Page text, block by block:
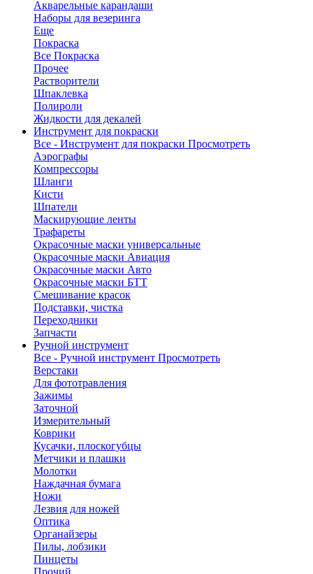
Акварельные карандаши
Наборы для везеринга
Еще
Покраска
Все Покраска
Прочее
Растворители
Шпаклевка
Полироли
Жидкости для декалей
Инструмент для покраски
Все - Инструмент для покраски Просмотреть
Аэрографы
Компрессоры
Шланги
Кисти
Шпатели
Маскирующие ленты
Трафареты
Окрасочные маски универсальные
Окрасочные маски Авиация
Окрасочные маски Авто
Окрасочные маски БТТ
Смешивание красок
Подставки, чистка
Переходники
Запчасти
Ручной инструмент
Все - Ручной инструмент Просмотреть
Верстаки
Для фототравления
Зажимы
Заточной
Измерительный
Коврики
Кусачки, плоскогубцы
Метчики и плашки
Молотки
Наждачная бумага
Ножи
Лезвия для ножей
Оптика
Органайзеры
Пилы, лобзики
Пинцеты
Прочий